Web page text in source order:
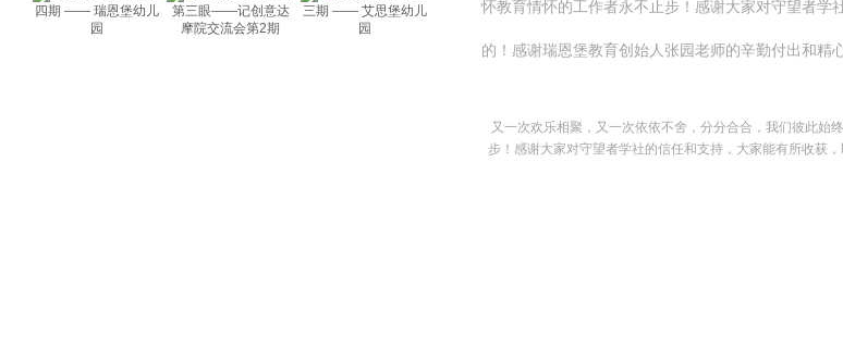
怀教育情怀的工作者永不止步！感谢大家对守望者学
的！感谢瑞恩堡教育创始人张园老师的辛勤付出和精
又一次欢乐相聚，又一次依依不舍，分分合合，我们彼此始
步！感谢大家对守望者学社的信任和支持，大家能有所收获